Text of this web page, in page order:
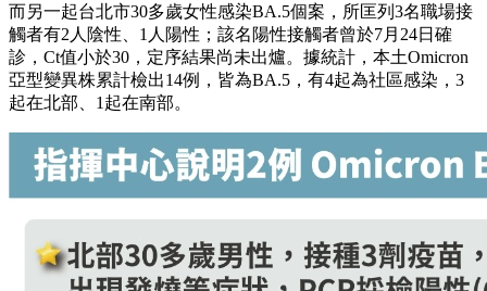
而另一起台北市30多歲女性感染BA.5個案，所匡列3名職場接
觸者有2人陰性、1人陽性；該名陽性接觸者曾於7月24日確
診，Ct值小於30，定序結果尚未出爐。據統計，本土Omicron
亞型變異株累計檢出14例，皆為BA.5，有4起為社區感染，3
起在北部、1起在南部。